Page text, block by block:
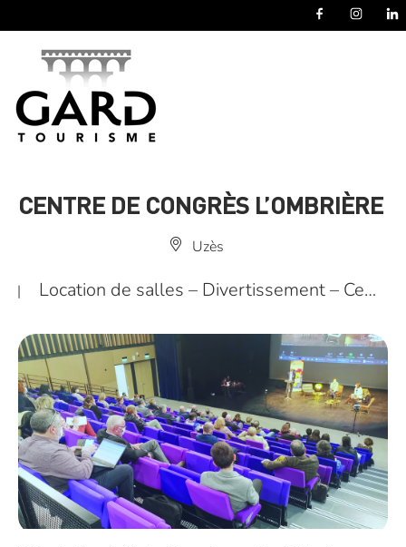
CENTRE DE CONGRÈS L’OMBRIÈRE
Uzès
| Location de salles – Divertissement – Ce…